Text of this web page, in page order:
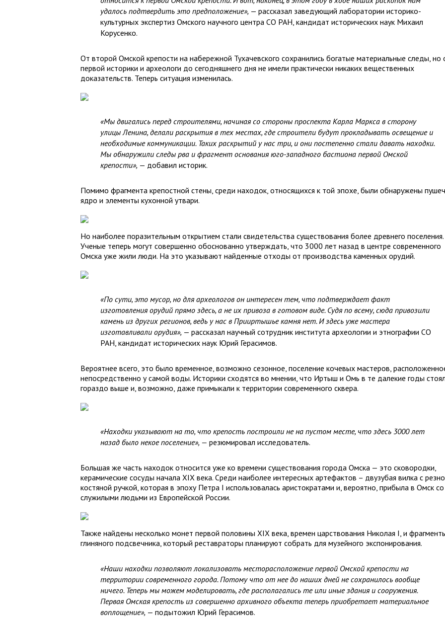
удалось подтвердить это предположение», — рассказал заведующий лаборатории историко-
культурных экспертиз Омского научного центра СО РАН, кандидат исторических наук Михаил
Корусенко.
От второй Омской крепости на набережной Тухачевского сохранились богатые материальные следы, но
первой историки и археологи до сегодняшнего дня не имели практически никаких вещественных
доказательств. Теперь ситуация изменилась.
«Мы двигались перед строителями, начиная со стороны проспекта Карла Маркса в сторону
улицы Ленина, делали раскрытия в тех местах, где строители будут прокладывать освещение и
необходимые коммуникации. Таких раскрытий у нас три, и они постепенно стали давать находки.
Мы обнаружили следы рва и фрагмент основания юго-западного бастиона первой Омской
крепости», — добавил историк.
Помимо фрагмента крепостной стены, среди находок, относящихся к той эпохе, были обнаружены
ядро и элементы кухонной утвари.
Но наиболее поразительным открытием стали свидетельства существования более древнего поселения.
Ученые теперь могут совершенно обоснованно утверждать, что 3000 лет назад в центре современного
Омска уже жили люди. На это указывают найденные отходы от производства каменных орудий.
«По сути, это мусор, но для археологов он интересен тем, что подтверждает факт
изготовления орудий прямо здесь, а не их привоза в готовом виде. Судя по всему, сюда привозили
камень из других регионов, ведь у нас в Прииртышье камня нет. И здесь уже мастера
изготавливали орудия», — рассказал научный сотрудник института археологии и этнографии СО
РАН, кандидат исторических наук Юрий Герасимов.
Вероятнее всего, это было временное, возможно сезонное, поселение кочевых мастеров,
непосредственно у самой воды. Историки сходятся во мнении, что Иртыш и Омь в те далекие годы
гораздо выше и, возможно, даже примыкали к территории современного сквера.
«Находки указывают на то, что крепость построили не на пустом месте, что здесь 3000 лет
назад было некое поселение», — резюмировал исследователь.
Большая же часть находок относится уже ко времени существования города Омска — это сковородки,
керамические сосуды начала XIX века. Среди наиболее интересных артефактов – двузубая вилка с
костяной ручкой, которая в эпоху Петра I использовалась аристократами и, вероятно, прибыла в Омск со
служилыми людьми из Европейской России.
Также найдены несколько монет первой половины XIX века, времен царствования Николая I, и
глиняного подсвечника, который реставраторы планируют собрать для музейного экспонирования.
«Наши находки позволяют локализовать месторасположение первой Омской крепости на
территории современного города. Потому что от нее до наших дней не сохранилось вообще
ничего. Теперь мы можем моделировать, где располагались те или иные здания и сооружения.
Первая Омская крепость из совершенно архивного объекта теперь приобретает материальное
воплощение», — подытожил Юрий Герасимов.